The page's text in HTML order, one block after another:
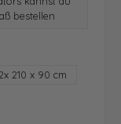
bestellen
210 x 90 cm